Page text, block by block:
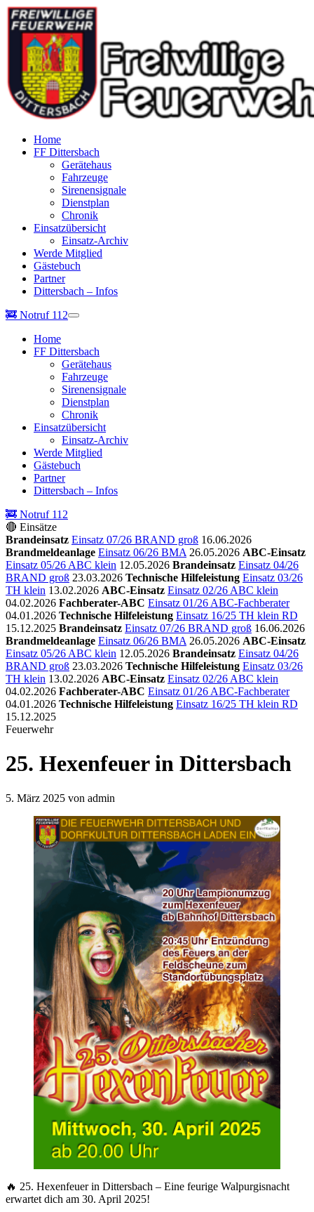
Home
FF Dittersbach
Gerätehaus
Fahrzeuge
Sirenensignale
Dienstplan
Chronik
Einsatzübersicht
Einsatz-Archiv
Werde Mitglied
Gästebuch
Partner
Dittersbach – Infos
🚒 Notruf 112
Home
FF Dittersbach
Gerätehaus
Fahrzeuge
Sirenensignale
Dienstplan
Chronik
Einsatzübersicht
Einsatz-Archiv
Werde Mitglied
Gästebuch
Partner
Dittersbach – Infos
🚒 Notruf 112
🔴 Einsätze
Brandeinsatz Einsatz 07/26 BRAND groß 16.06.2026
Brandmeldeanlage Einsatz 06/26 BMA 26.05.2026 ABC-Einsatz
Einsatz 05/26 ABC klein 12.05.2026 Brandeinsatz Einsatz 04/26
BRAND groß 23.03.2026 Technische Hilfeleistung Einsatz 03/26
TH klein 13.02.2026 ABC-Einsatz Einsatz 02/26 ABC klein
04.02.2026 Fachberater-ABC Einsatz 01/26 ABC-Fachberater
04.01.2026 Technische Hilfeleistung Einsatz 16/25 TH klein RD
15.12.2025 Brandeinsatz Einsatz 07/26 BRAND groß 16.06.2026
Brandmeldeanlage Einsatz 06/26 BMA 26.05.2026 ABC-Einsatz
Einsatz 05/26 ABC klein 12.05.2026 Brandeinsatz Einsatz 04/26
BRAND groß 23.03.2026 Technische Hilfeleistung Einsatz 03/26
TH klein 13.02.2026 ABC-Einsatz Einsatz 02/26 ABC klein
04.02.2026 Fachberater-ABC Einsatz 01/26 ABC-Fachberater
04.01.2026 Technische Hilfeleistung Einsatz 16/25 TH klein RD
15.12.2025
Feuerwehr
25. Hexenfeuer in Dittersbach
5. März 2025 von admin
🔥 25. Hexenfeuer in Dittersbach – Eine feurige Walpurgisnacht
erwartet dich am 30. April 2025!